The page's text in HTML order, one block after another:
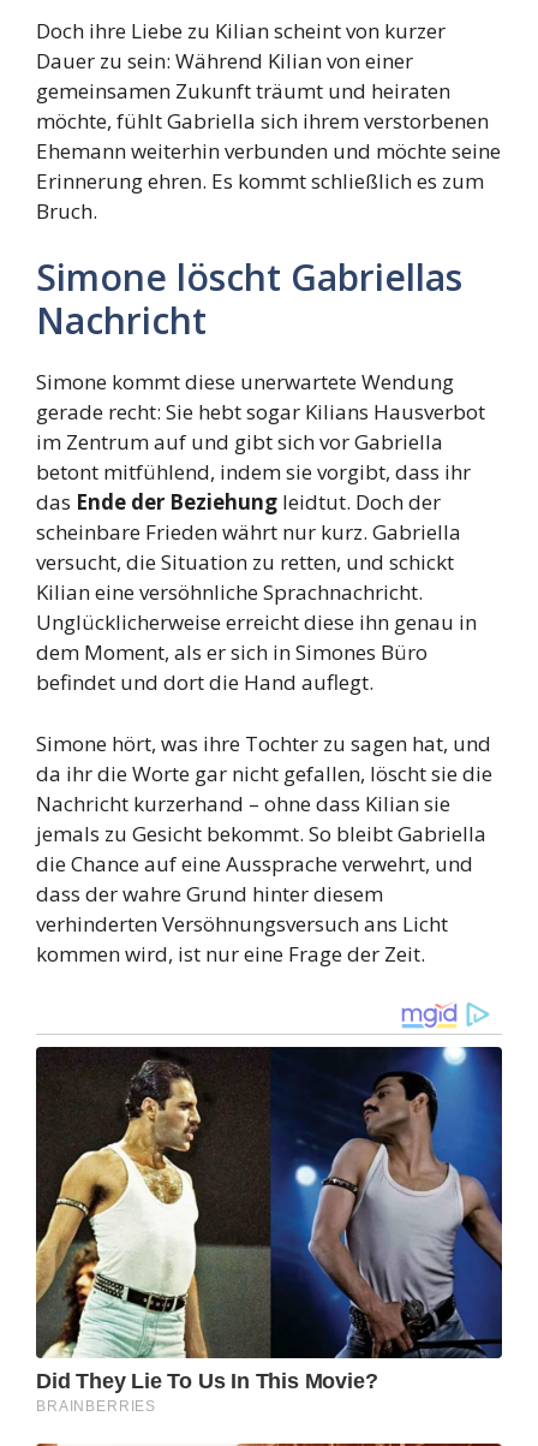
Doch ihre Liebe zu Kilian scheint von kurzer
Dauer zu sein: Während Kilian von einer
gemeinsamen Zukunft träumt und heiraten
möchte, fühlt Gabriella sich ihrem verstorbenen
Ehemann weiterhin verbunden und möchte seine
Erinnerung ehren. Es kommt schließlich es zum
Bruch.
Simone löscht Gabriellas
Nachricht
Simone kommt diese unerwartete Wendung
gerade recht: Sie hebt sogar Kilians Hausverbot
im Zentrum auf und gibt sich vor Gabriella
betont mitfühlend, indem sie vorgibt, dass ihr
das Ende der Beziehung leidtut. Doch der
scheinbare Frieden währt nur kurz. Gabriella
versucht, die Situation zu retten, und schickt
Kilian eine versöhnliche Sprachnachricht.
Unglücklicherweise erreicht diese ihn genau in
dem Moment, als er sich in Simones Büro
befindet und dort die Hand auflegt.
Simone hört, was ihre Tochter zu sagen hat, und
da ihr die Worte gar nicht gefallen, löscht sie die
Nachricht kurzerhand – ohne dass Kilian sie
jemals zu Gesicht bekommt. So bleibt Gabriella
die Chance auf eine Aussprache verwehrt, und
dass der wahre Grund hinter diesem
verhinderten Versöhnungsversuch ans Licht
kommen wird, ist nur eine Frage der Zeit.